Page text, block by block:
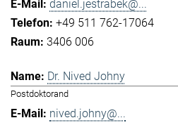
daniel.jestrabek@...
+49 511 762-17064
3406 006
Dr. Nived Johny
Postdoktorand
nived.johny@...